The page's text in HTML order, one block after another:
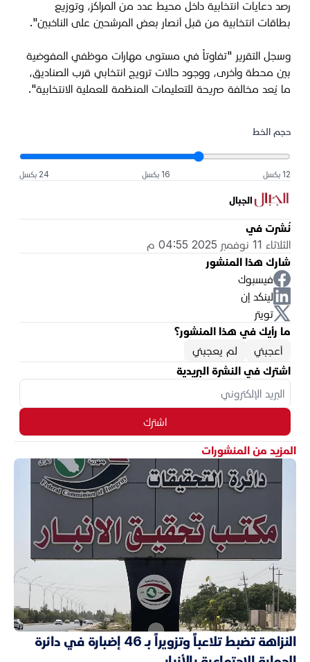
رصد دعايات انتخابية داخل محيط عدد من المراكز، وتوزيع
بطاقات انتخابية من قبل أنصار بعض المرشحين على الناخبين".
وسجل التقرير "تفاوتاً في مستوى مهارات موظفي المفوضية
بين محطة وأخرى، ووجود حالات ترويج انتخابي قرب الصناديق،
ما يُعد مخالفة صريحة للتعليمات المنظمة للعملية الانتخابية".
حجم الخط
12 بكسل 16 بكسل 24 بكسل
الجبال
نُشرت في
الثلاثاء 11 نوفمبر 2025 04:55 م
شارك هذا المنشور
فيسبوك
لينكد إن
تويتر
ما رأيك في هذا المنشور؟
أعجبني
لم يعجبني
اشترك في النشرة البريدية
اشترك
المزيد من المنشورات
النزاهة تضبط تلاعباً وتزويراً بـ 46 إضبارة في دائرة